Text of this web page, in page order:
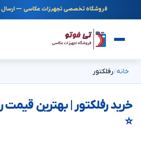
فروشگاه تخصصی تجهیزات عکاسی — ارسال
خانه رفلکتور
خرید رفلکتور | بهترین
⭐